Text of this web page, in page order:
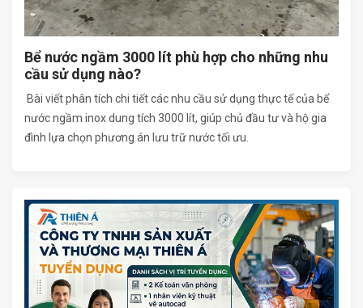
Bể nước ngầm 3000 lít phù hợp cho những nhu
cầu sử dụng nào?
Bài viết phân tích chi tiết các nhu cầu sử dụng thực tế của bể
nước ngầm inox dung tích 3000 lít, giúp chủ đầu tư và hộ gia
đình lựa chọn phương án lưu trữ nước tối ưu.